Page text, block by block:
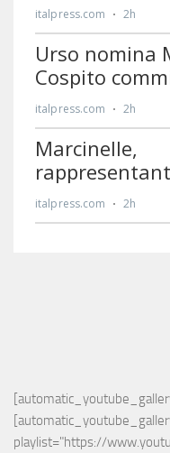
playlist="https://